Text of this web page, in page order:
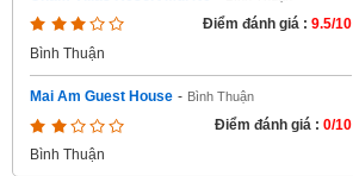
Điểm đánh giá : 9.5/10
Bình Thuận
Mai Am Guest House - Bình Thuận
Điểm đánh giá : 0/10
Bình Thuận